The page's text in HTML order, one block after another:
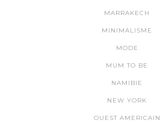
MARRAKECH
MINIMALISME
MODE
MUM TO BE
NAMIBIE
NEW YORK
OUEST AMERICAIN